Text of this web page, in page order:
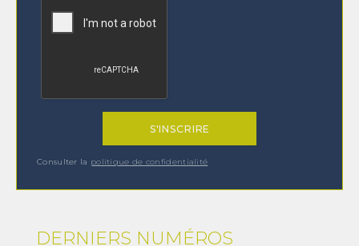
Consulter la politique de confidentialité
DERNIERS NUMÉROS
(1) Cochez cette option pour laisser une trace sur votre ordinateur afin
de ne plus afficher cette fenêtre. Ce système de trace est basé sur les